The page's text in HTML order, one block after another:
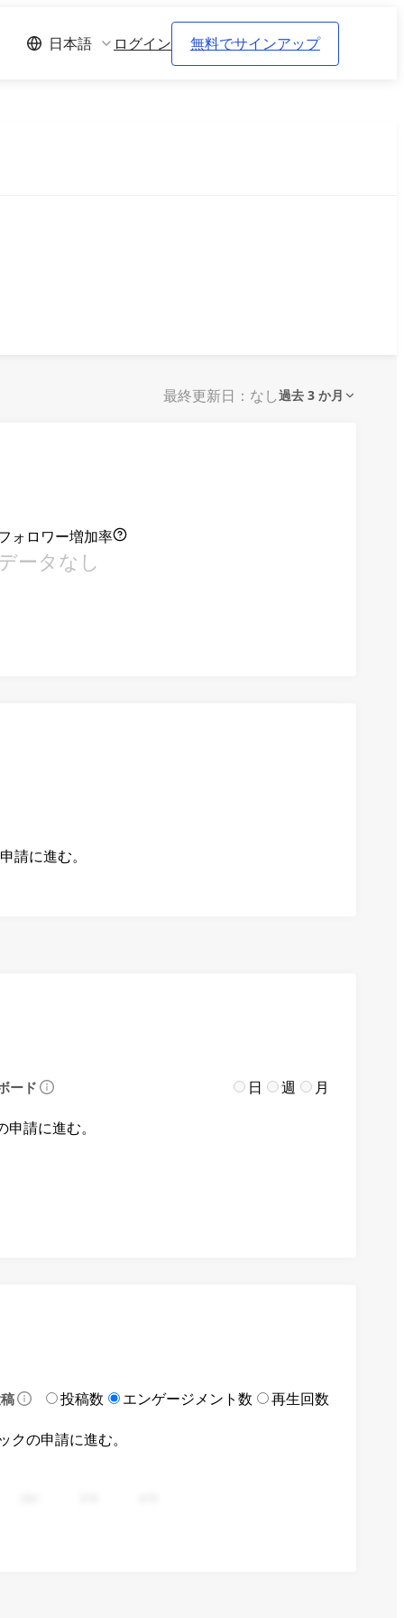
日本語 ログイン 無料でサインアップ
最終更新日：なし過去 3 か月
ォロワー増加率
ータなし
請に進む。
ード 日 週 月
請に進む。
投稿数 エンゲージメント数 再生回数
の申請に進む。